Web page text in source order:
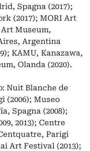
Spagna (2017);
(2017); MORI Art
Art Museum,
Argentina
KAMU, Kanazawa,
Olanda (2020).
Nuit Blanche de
(2006); Museo
Spagna (2008);
2013); Centre
Parigi
Art Festival (2013);